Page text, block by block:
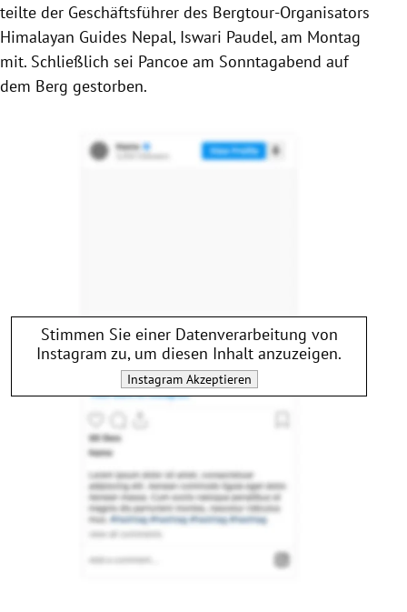
teilte der Geschäftsführer des Bergtour-Organisators
Himalayan Guides Nepal, Iswari Paudel, am Montag
mit. Schließlich sei Pancoe am Sonntagabend auf
dem Berg gestorben.
Stimmen Sie einer Datenverarbeitung von
Instagram zu, um diesen Inhalt anzuzeigen.
InstagramAkzeptieren